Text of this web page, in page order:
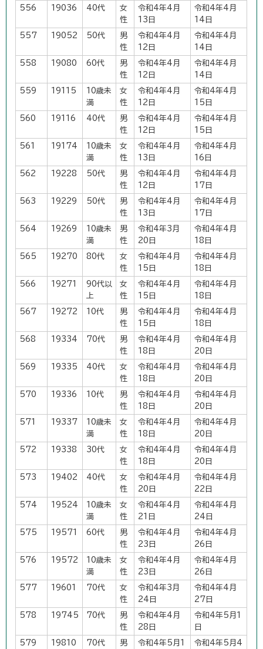
556 19036 40代
女
性
令和4年4月
13日
令和4年4月
14日
557 19052 50代
男
性
令和4年4月
12日
令和4年4月
14日
558 19080 60代
男
性
令和4年4月
12日
令和4年4月
14日
559 19115
10歳未
満
女
性
令和4年4月
12日
令和4年4月
15日
560 19116 40代
男
性
令和4年4月
12日
令和4年4月
15日
561 19174
10歳未
満
女
性
令和4年4月
13日
令和4年4月
16日
562 19228 50代
男
性
令和4年4月
12日
令和4年4月
17日
563 19229 50代
男
性
令和4年4月
13日
令和4年4月
17日
564 19269
10歳未
満
男
性
令和4年3月
20日
令和4年4月
18日
565 19270 80代
女
性
令和4年4月
15日
令和4年4月
18日
566 19271
90代以
上
女
性
令和4年4月
15日
令和4年4月
18日
567 19272 10代
男
性
令和4年4月
15日
令和4年4月
18日
568 19334 70代
男
性
令和4年4月
18日
令和4年4月
20日
569 19335 40代
女
性
令和4年4月
18日
令和4年4月
20日
570 19336 10代
男
性
令和4年4月
18日
令和4年4月
20日
571 19337
10歳未
満
女
性
令和4年4月
18日
令和4年4月
20日
572 19338 30代
女
性
令和4年4月
18日
令和4年4月
20日
573 19402 40代
女
性
令和4年4月
20日
令和4年4月
22日
574 19524
10歳未
満
女
性
令和4年4月
21日
令和4年4月
24日
575 19571 60代
男
性
令和4年4月
23日
令和4年4月
26日
576 19572
10歳未
満
女
性
令和4年4月
23日
令和4年4月
26日
577 19601 70代
女
性
令和4年3月
24日
令和4年4月
27日
578 19745 70代
男
性
令和4年4月
28日
令和4年5月1
日
579 19810 70代
男
令和4年5月1
令和4年5月4